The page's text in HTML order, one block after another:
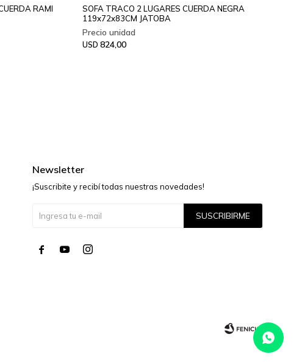
RAMI
SOFA TRACO 2 LUGARES CUERDA NEGRA
119x72x83CM JATOBA
USD 824,00
Newsletter
¡Suscribite y recibí todas nuestras novedades!
SUSCRIBIRME
  